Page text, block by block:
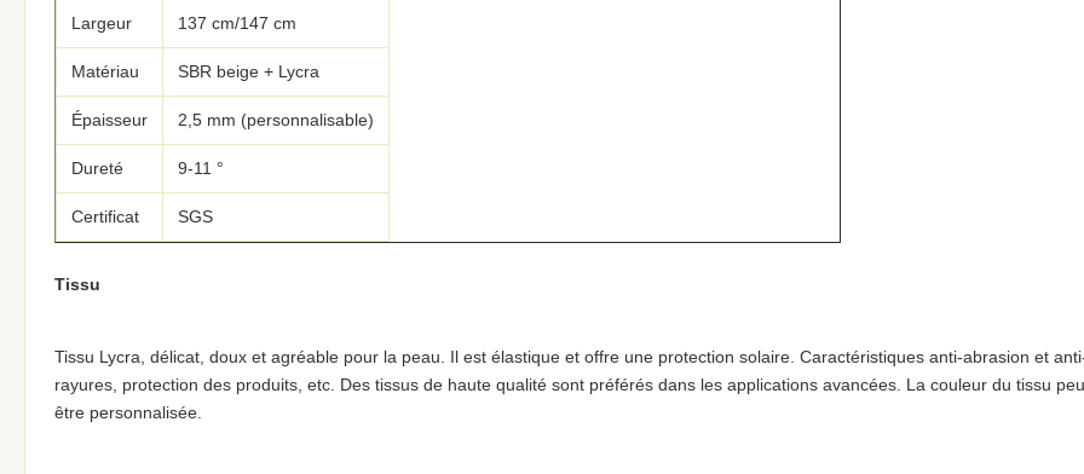
Largeur 137 cm/147 cm
Matériau SBR beige + Lycra
Épaisseur 2,5 mm (personnalisable)
Dureté 9-11 °
Certificat SGS
Tissu
Tissu Lycra, délicat, doux et agréable pour la peau. Il est élastique et offre une protection solaire. Caractéristiques anti-abrasion et
rayures, protection des produits, etc. Des tissus de haute qualité sont préférés dans les applications avancées. La couleur du tissu
être personnalisée.